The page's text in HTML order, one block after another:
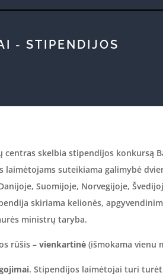
- STIPENDIJOS
skelbia stipendijos konkursą
laimėtojams suteikiama galimybė
Suomijoje, Norvegijoje,
skiriama kelionės,
ministrų taryba.
rūšis – vienkartinė (išmokama vienu
. Stipendijos laimėtojai turi